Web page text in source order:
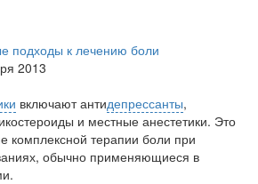
подходы к лечению боли
2013
включают анти­депрессанты,
и местные анестетики. Это
комплексной терапии боли при
обычно приме­няющиеся в